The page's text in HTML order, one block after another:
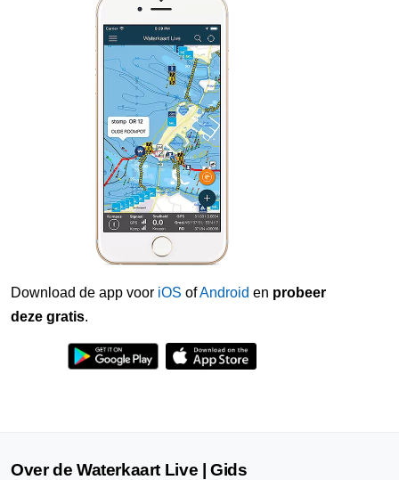
Download de app voor iOS ofAndroid en probeer
deze gratis.
Over de Waterkaart Live | Gids